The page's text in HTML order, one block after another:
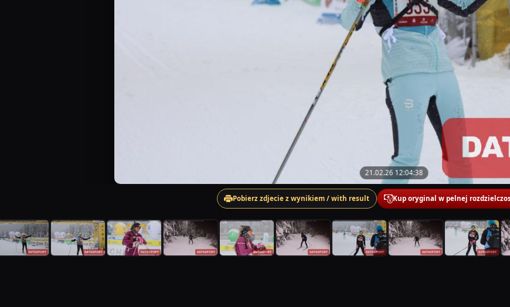
21.02.26 12:04:38
Pobierz zdjecie z wynikiem / with result Kup oryginal w pelnej